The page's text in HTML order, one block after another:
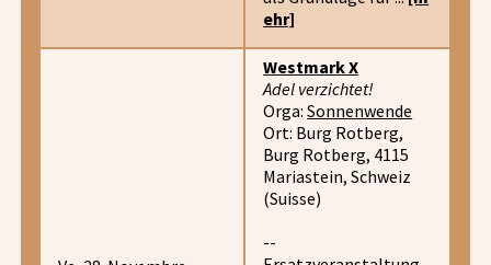
ehr]
Westmark X
Adel verzichtet!
Orga:Sonnenwende
Ort: Burg Rotberg,
Burg Rotberg, 4115
Mariastein, Schweiz
(Suisse)
--